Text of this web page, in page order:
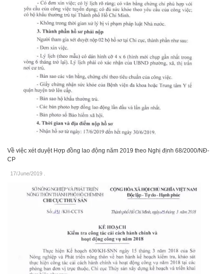
Về việc xét duyệt Hợp đồng lao động năm 2019 theo Nghị định 68/2000/NĐ-
CP
17/June/2019